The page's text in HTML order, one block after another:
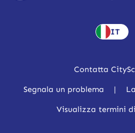
IT
Contatta
Segnala un problema |
Visualizza termini